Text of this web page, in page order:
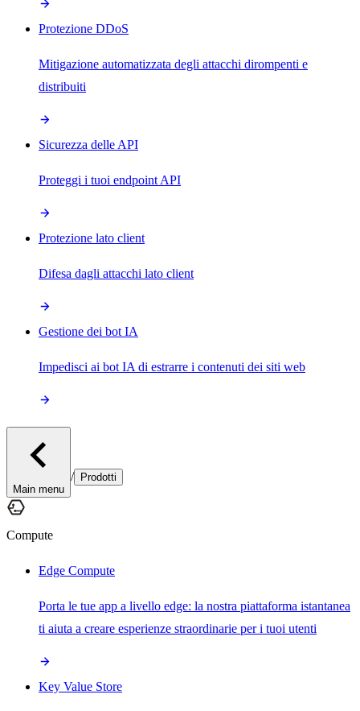
Protezione DDoS
Mitigazione automatizzata degli attacchi dirompenti e
distribuiti
Sicurezza delle API
Proteggi i tuoi endpoint API
Protezione lato client
Difesa dagli attacchi lato client
Gestione dei bot IA
Impedisci ai bot IA di estrarre i contenuti dei siti web
Main menu
/ Prodotti
Compute
Edge Compute
Porta le tue app a livello edge: la nostra piattaforma istantanea
ti aiuta a creare esperienze straordinarie per i tuoi utenti
Key Value Store